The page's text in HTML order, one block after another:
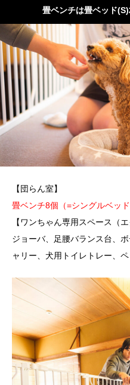
畳ベンチは畳ベッド
【団らん室】
畳ベンチ8個（=シングルベッド
【ワンちゃん専用スペース（
ジョーバ、足腰バランス台、
ャリー、犬用トイレトレー、